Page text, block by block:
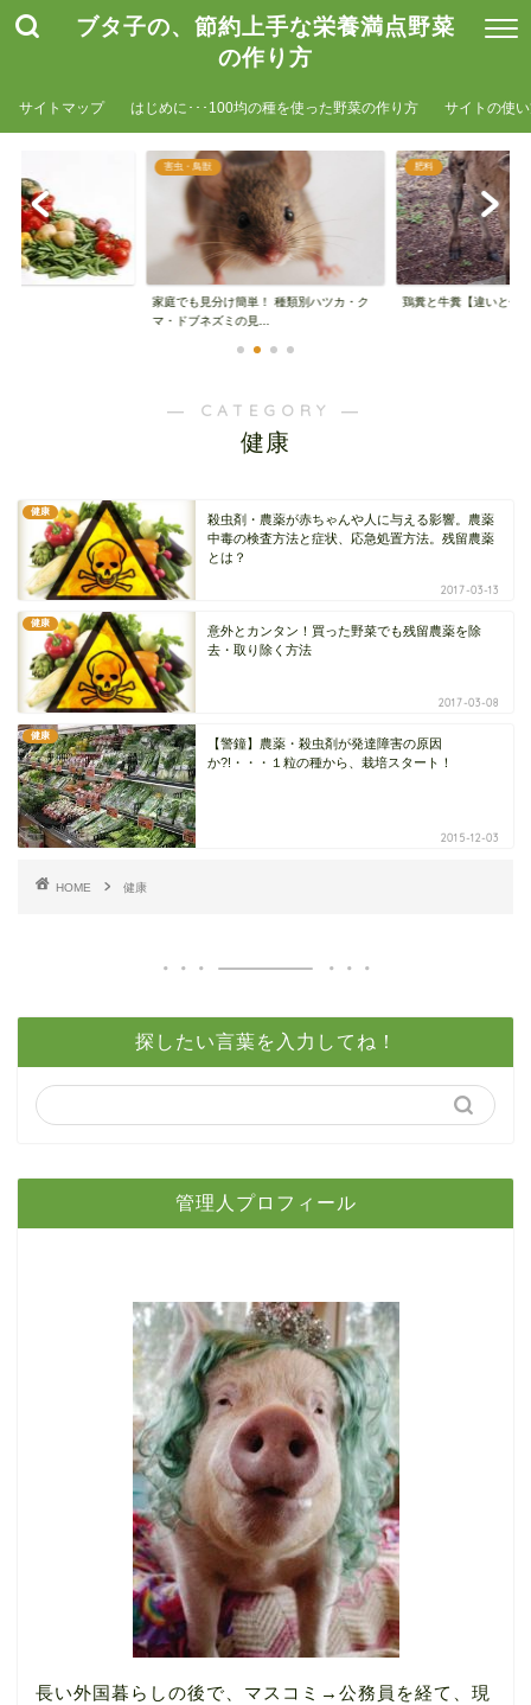
ブタ子の、節約上手な栄養満点野菜
の作り方
サイトマップ はじめに･･･100均の種を使った野菜の作り方 サイトの使
害虫・鳥獣
家庭でも見分け簡単！ 種類別ハツカ・ク
マ・ドブネズミの見...
肥料
鶏糞と牛糞【違いと使
― CATEGORY ―
健康
健康
殺虫剤・農薬が赤ちゃんや人に与える影響。農薬
中毒の検査方法と症状、応急処置方法。残留農薬
とは？
2017-03-13
健康
意外とカンタン！買った野菜でも残留農薬を除
去・取り除く方法
2017-03-08
健康
【警鐘】農薬・殺虫剤が発達障害の原因
か?!・・・１粒の種から、栽培スタート！
2015-12-03
HOME 健康
探したい言葉を入力してね！
管理人プロフィール
長い外国暮らしの後で、マスコミ→公務員を経て、現